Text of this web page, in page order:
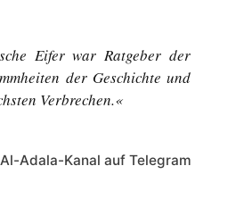
Eifer war Ratgeber der
der Geschichte und
Verbrechen.«
Adala-Kanal auf Telegram